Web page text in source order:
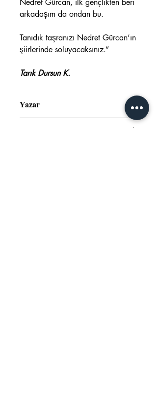
Nedret Gürcan, ilk gençlikten beri
arkadaşım da ondan bu.
Tanıdık taşranızı Nedret Gürcan’ın
şiirlerinde soluyacaksınız.”
Tarık Dursun K.
Yazar